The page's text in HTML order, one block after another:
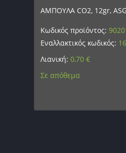
ΑΜΠΟΥΛΑ CO2, 12gr,
Κωδικός προϊόντος:
Εναλλακτικός κωδικός:
Λιανική:0,70€
Σε απόθεμα